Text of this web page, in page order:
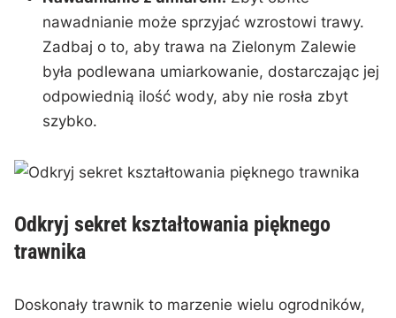
nawadnianie może sprzyjać⁣ wzrostowi trawy.
Zadbaj o to, aby trawa na Zielonym Zalewie
była podlewana umiarkowanie, dostarczając jej
odpowiednią ilość wody, aby nie rosła zbyt
szybko.
Odkryj sekret kształtowania pięknego
trawnika
Doskonały trawnik to marzenie‍ wielu ogrodników,